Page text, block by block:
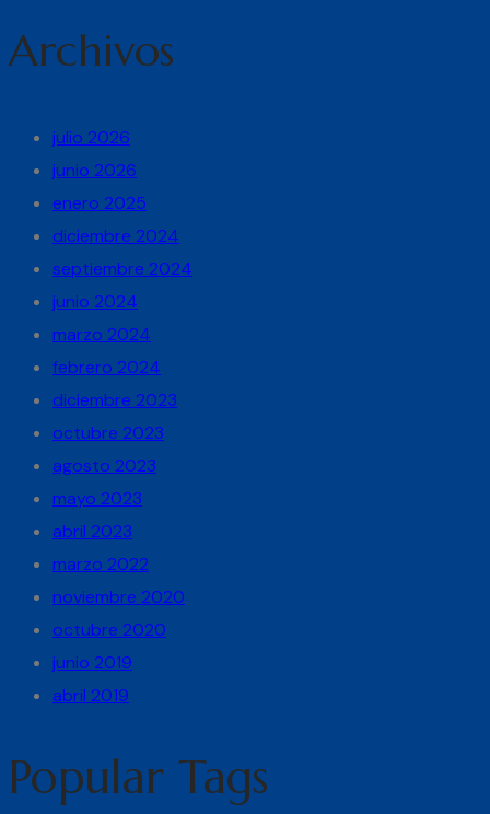
Archivos
julio 2026
junio 2026
enero 2025
diciembre 2024
septiembre 2024
junio 2024
marzo 2024
febrero 2024
diciembre 2023
octubre 2023
agosto 2023
mayo 2023
abril 2023
marzo 2022
noviembre 2020
octubre 2020
junio 2019
abril 2019
Popular Tags